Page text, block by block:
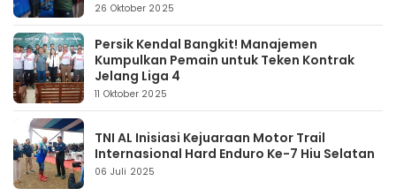
26 Oktober 2025
Persik Kendal Bangkit! Manajemen
Kumpulkan Pemain untuk Teken Kontrak
Jelang Liga 4
11 Oktober 2025
TNI AL Inisiasi Kejuaraan Motor Trail
Internasional Hard Enduro Ke-7 Hiu Selatan
06 Juli 2025